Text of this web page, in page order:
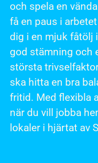
och spela en
få en paus i
dig i en mjuk fåtölj
god stämning och
största
ska hitta en bra
fritid. Med flexibla
när du vill jobba
lokaler i hjärtat av